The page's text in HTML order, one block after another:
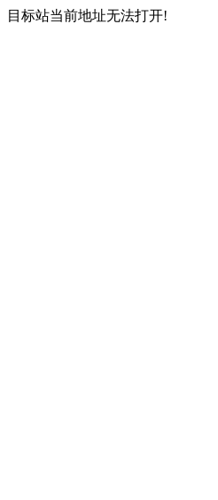
目标站当前地址无法打开!